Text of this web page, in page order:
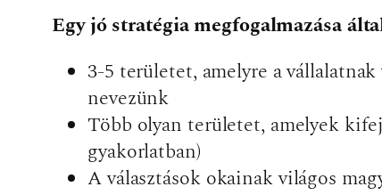
Egy jó stratégia megfogalmazása
3-5 területet, amelyre a
nevezünk
Több olyan területet, amelyek
gyakorlatban)
A választások okainak világos